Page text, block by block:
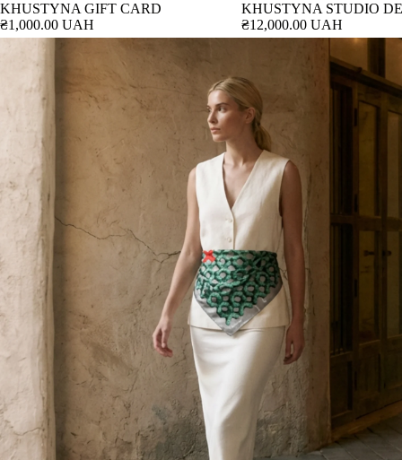
KHUSTYNA GIFT CARD
₴1,000.00 UAH
KHUSTYNA STUDIO
₴12,000.00 UAH